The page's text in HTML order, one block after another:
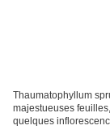
Thaumatophyllum
majestueuses
quelques